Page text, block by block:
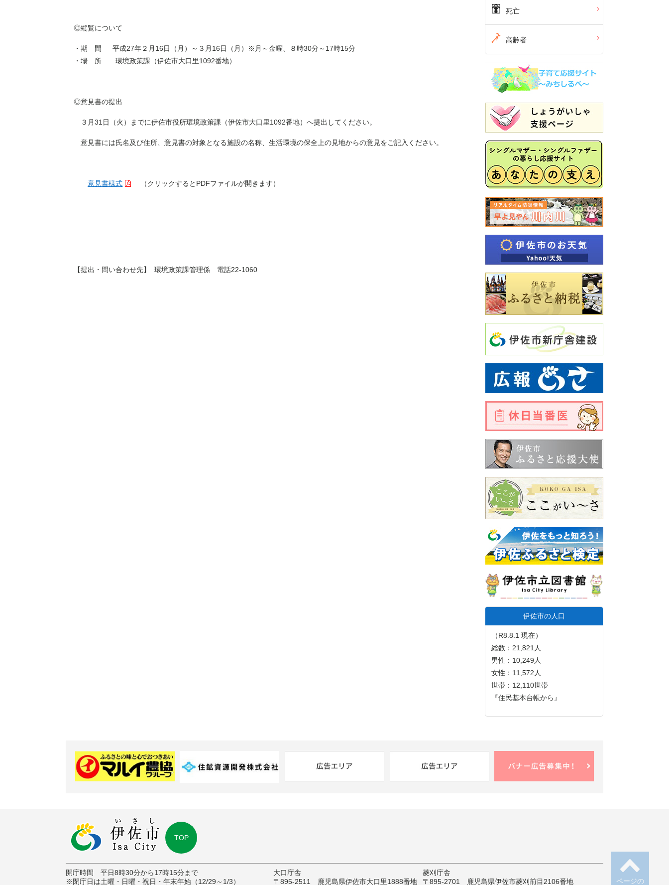
◎縦覧について
・期 間 平成27年２月16日（月）～３月16日（月）※月～金曜、８時30分～17時15分
・場 所 環境政策課（伊佐市大口里1092番地）
◎意見書の提出
３月31日（火）までに伊佐市役所環境政策課（伊佐市大口里1092番地）へ提出してください。
意見書には氏名及び住所、意見書の対象となる施設の名称、生活環境の保全上の見地からの意見をご記入ください。
意見書様式 （クリックするとPDFファイルが開きます）
【提出・問い合わせ先】 環境政策課管理係 電話22-1060
死亡
高齢者
伊佐市の人口
（R8.8.1 現在）
総数：21,821人
男性：10,249人
女性：11,572人
世帯：12,110世帯
『住民基本台帳から』
ページの
TOP
開庁時間 平日8時30分から17時15分まで
※閉庁日は土曜・日曜・祝日・年末年始（12/29～1/3）
大口庁舎
〒895-2511 鹿児島県伊佐市大口里1888番地
菱刈庁舎
〒895-2701 鹿児島県伊佐市菱刈前目2106番地